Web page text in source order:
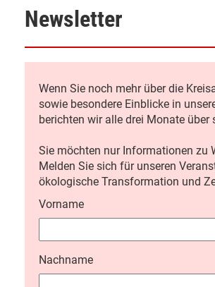
Newsletter
Wenn Sie noch mehr über die
sowie besondere Einblicke in
berichten wir alle drei Monate
Sie möchten nur Informationen zu
Melden Sie sich für unseren
ökologische Transformation und
Vorname
Nachname